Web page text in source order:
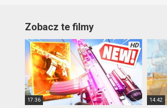
Zobacz te filmy
HD
17:36 14:42